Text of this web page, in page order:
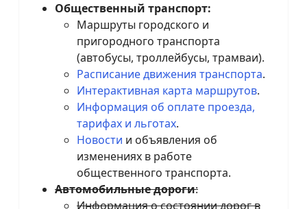
Общественный транспорт:
Маршруты городского и
пригородного транспорта
(автобусы, троллейбусы, трамваи).
Расписание движения транспорта.
Интерактивная карта маршрутов.
Информация об оплате проезда,
тарифах и льготах.
Новости и объявления об
изменениях в работе
общественного транспорта.
Автомобильные дороги:
Информация о состоянии дорог в